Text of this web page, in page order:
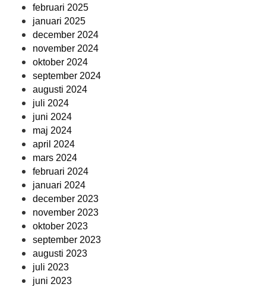
februari 2025
januari 2025
december 2024
november 2024
oktober 2024
september 2024
augusti 2024
juli 2024
juni 2024
maj 2024
april 2024
mars 2024
februari 2024
januari 2024
december 2023
november 2023
oktober 2023
september 2023
augusti 2023
juli 2023
juni 2023